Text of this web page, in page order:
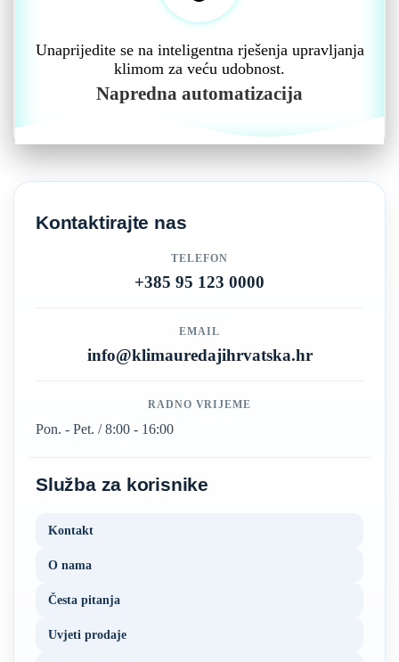
Unaprijedite se na inteligentna rješenja upravljanja
klimom za veću udobnost.
Napredna automatizacija
Kontaktirajte nas
TELEFON
+385 95 123 0000
EMAIL
info@klimauredajihrvatska.hr
RADNO VRIJEME
Pon. - Pet. / 8:00 - 16:00
Služba za korisnike
Kontakt
O nama
Česta pitanja
Uvjeti prodaje